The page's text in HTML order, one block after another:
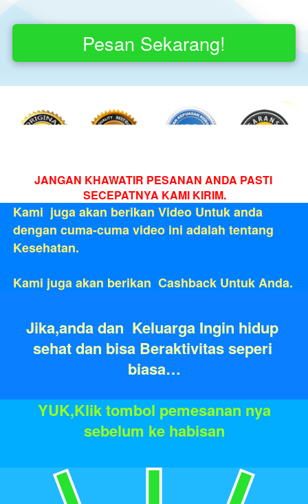
Pesan Sekarang!
JANGAN KHAWATIR PESANAN ANDA PASTI
SECEPATNYA KAMI KIRIM.
Kami  juga akan berikan Video Untuk anda
dengan cuma-cuma video ini adalah tentang
Kesehatan.
Kami juga akan berikan  Cashback Untuk Anda.
Jika,anda dan  Keluarga Ingin hidup
sehat dan bisa Beraktivitas seperi
biasa…
YUK,Klik tombol pemesanan nya
sebelum ke habisan